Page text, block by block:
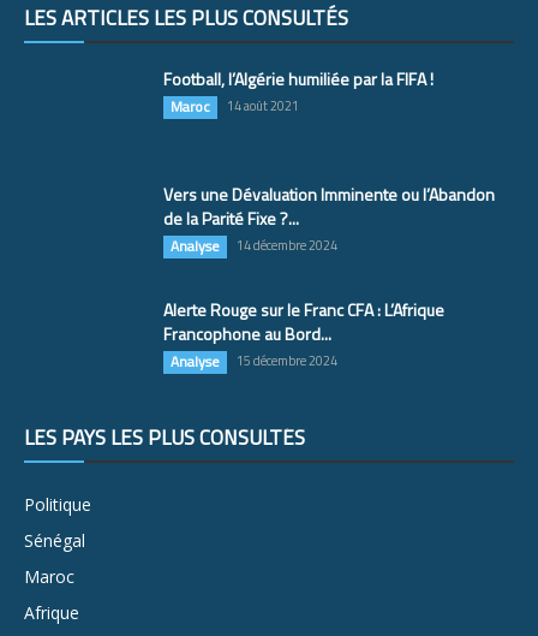
LES ARTICLES LES PLUS CONSULTÉS
Football, l’Algérie humiliée par la FIFA !
Maroc 14 août 2021
Vers une Dévaluation Imminente ou l’Abandon
de la Parité Fixe ?...
Analyse 14 décembre 2024
Alerte Rouge sur le Franc CFA : L’Afrique
Francophone au Bord...
Analyse 15 décembre 2024
LES PAYS LES PLUS CONSULTÉS
Politique
Sénégal
Maroc
Afrique